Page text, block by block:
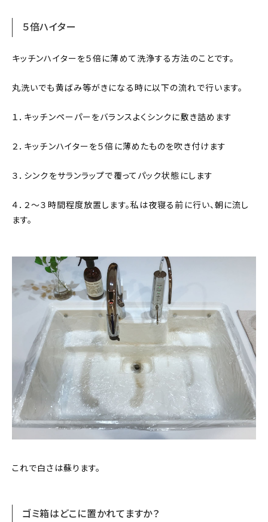
５倍ハイター
キッチンハイターを５倍に薄めて洗浄する方法のことです。
丸洗いでも黄ばみ等がきになる時に以下の流れで行います。
１．キッチンペーパーをバランスよくシンクに敷き詰めます
２．キッチンハイターを５倍に薄めたものを吹き付けます
３．シンクをサランラップで覆ってパック状態にします
４．２〜３時間程度放置します。私は夜寝る前に行い、朝に流し
ます。
これで白さは蘇ります。
ゴミ箱はどこに置かれてますか？